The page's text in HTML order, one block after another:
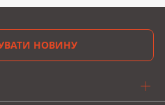
НОВИНУ